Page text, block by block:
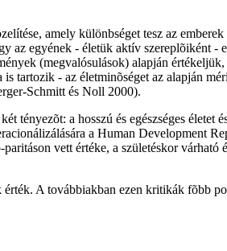
amely különbséget tesz az
az egyének - életük aktív szereplõiként
(megvalósulások) alapján
tartozik - az életminõséget az alapján
Schmitt és Noll 2000).
tényezõt: a hosszú és egészséges
a Human Development
vett értéke, a születéskor
A továbbiakban ezen kritikák fõbb